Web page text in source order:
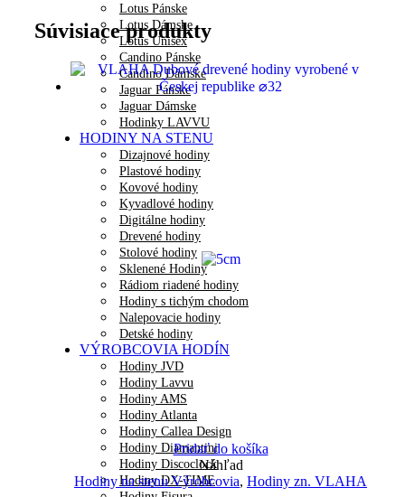
Lotus Pánske
Lotus Dámske
Lotus Unisex
Candino Pánske
Candino Dámske
Jaguar Pánske
Jaguar Dámske
Hodinky LAVVU
HODINY NA STENU
Dizajnové hodiny
Plastové hodiny
Kovové hodiny
Kyvadlové hodiny
Digitálne hodiny
Drevené hodiny
Stolové hodiny
Sklenené Hodiny
Rádiom riadené hodiny
Hodiny s tichým chodom
Nalepovacie hodiny
Detské hodiny
VÝROBCOVIA HODÍN
Hodiny JVD
Hodiny Lavvu
Hodiny AMS
Hodiny Atlanta
Hodiny Callea Design
Hodiny Diamantini
Hodiny Discoclock
Hodiny DX-TIME
Súvisiace produkty
Pridať do košíka
Náhľad
Hodiny na stenu Výrobcovia, Hodiny zn. VLAHA